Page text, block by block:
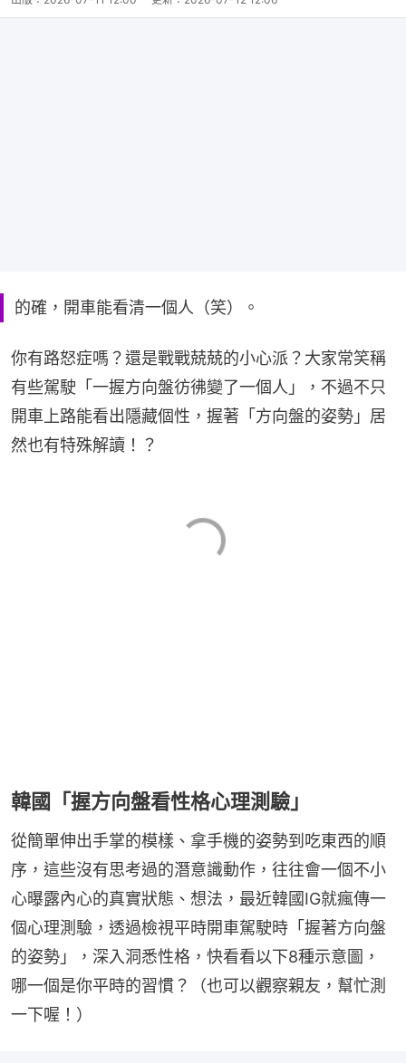
的確，開車能看清一個人（笑）。
你有路怒症嗎？還是戰戰兢兢的小心派？大家常笑稱
有些駕駛「一握方向盤彷彿變了一個人」，不過不只
開車上路能看出隱藏個性，握著「方向盤的姿勢」居
然也有特殊解讀！？
韓國「握方向盤看性格心理測驗」
從簡單伸出手掌的模樣、拿手機的姿勢到吃東西的順
序，這些沒有思考過的潛意識動作，往往會一個不小
心曝露內心的真實狀態、想法，最近韓國IG就瘋傳一
個心理測驗，透過檢視平時開車駕駛時「握著方向盤
的姿勢」，深入洞悉性格，快看看以下8種示意圖，
哪一個是你平時的習慣？（也可以觀察親友，幫忙測
一下喔！）